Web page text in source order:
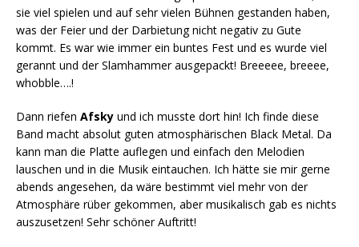
sie viel spielen und auf sehr vielen Bühnen gestanden haben,
was der Feier und der Darbietung nicht negativ zu Gute
kommt. Es war wie immer ein buntes Fest und es wurde viel
gerannt und der Slamhammer ausgepackt! Breeeee, breeee,
whobble….!
Dann riefen Afsky und ich musste dort hin! Ich finde diese
Band macht absolut guten atmosphärischen Black Metal. Da
kann man die Platte auflegen und einfach den Melodien
lauschen und in die Musik eintauchen. Ich hätte sie mir gerne
abends angesehen, da wäre bestimmt viel mehr von der
Atmosphäre rüber gekommen, aber musikalisch gab es nichts
auszusetzen! Sehr schöner Auftritt!